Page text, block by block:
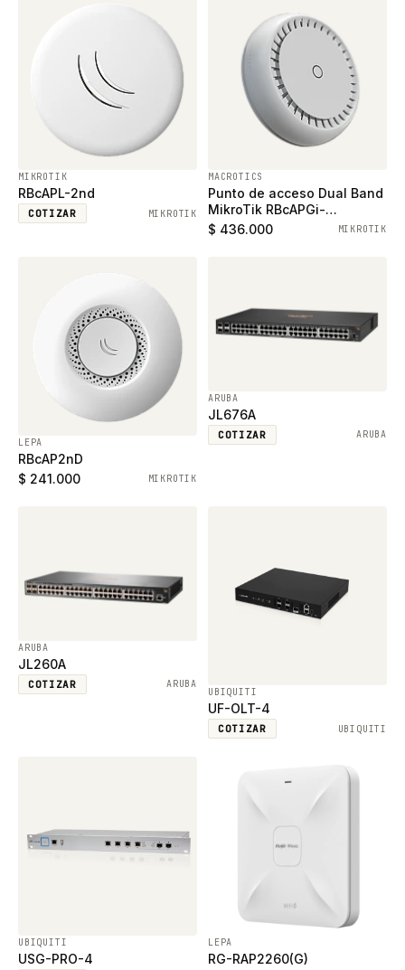
MIKROTIK
RBcAPL-2nd
COTIZAR MIKROTIK
MACROTICS
Punto de acceso Dual Band
MikroTik RBcAPGi-
5acD2nD-XL
$ 436.000 MIKROTIK
LEPA
RBcAP2nD
$ 241.000
MIKROTIK
ARUBA
JL676A
COTIZAR ARUBA
ARUBA
JL260A
COTIZAR ARUBA
UBIQUITI
UF-OLT-4
COTIZAR UBIQUITI
UBIQUITI
USG-PRO-4
LEPA
RG-RAP2260(G)